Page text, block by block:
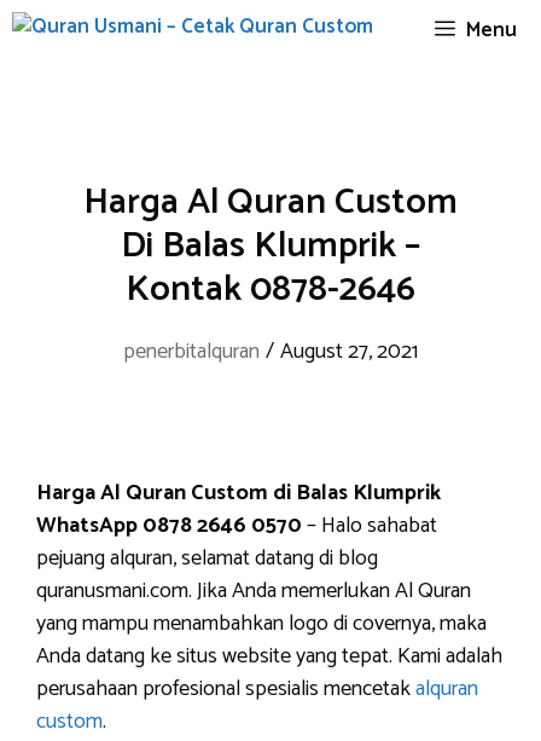
Skip
Menu
Harga Al Quran Custom
Di Balas Klumprik –
Kontak 0878-2646
penerbitalquran /August 27, 2021
Harga Al Quran Custom di Balas Klumprik
WhatsApp 0878 2646 0570– Halo sahabat
pejuang alquran, selamat datang di blog
quranusmani.com. Jika Anda memerlukan Al Quran
yang mampu menambahkan logo di covernya, maka
Anda datang ke situs website yang tepat. Kami adalah
perusahaan profesional spesialis mencetakalquran
custom.